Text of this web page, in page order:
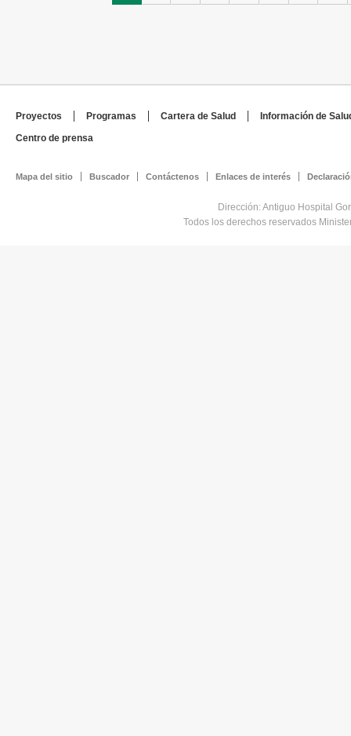
Proyectos Programas Cartera de Salud
Información de
Centro de prensa
Mapa del sitio Buscador Contáctenos Enlaces de interés
Dirección: Antiguo Hospital
Todos los derechos reservados